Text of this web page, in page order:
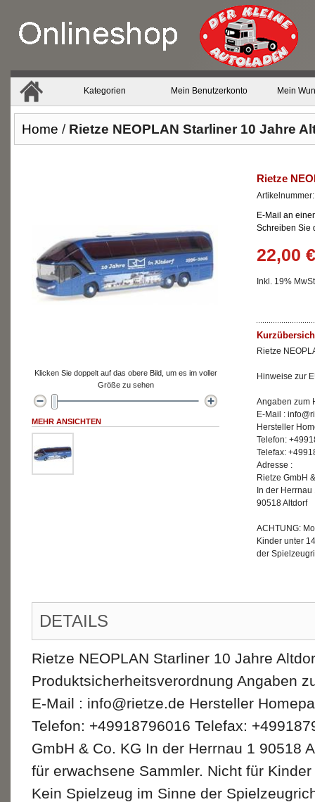
Kategorien Mein Benutzerkonto Mein
Home / Rietze NEOPLAN Starliner 10 Jahre
Rietze
E-Mail an
Schreiben Sie
22,00 €
Inkl. 19%
Rietze
Hinweise zur
Angaben zum
E-Mail :
Hersteller
Telefon:
Telefax:
Adresse :
Rietze GmbH
In der Herrnau
90518 Altdorf
ACHTUNG:
Kinder unter
der
Klicken Sie doppelt auf das obere Bild, um es im voller
Größe zu sehen
MEHR ANSICHTEN
DETAILS
Rietze NEOPLAN Starliner 10 Jahre
Produktsicherheitsverordnung Angaben
E-Mail : info@rietze.de Hersteller
Telefon: +49918796016 Telefax:
GmbH & Co. KG In der Herrnau 1 90518
für erwachsene Sammler. Nicht für
Kein Spielzeug im Sinne der